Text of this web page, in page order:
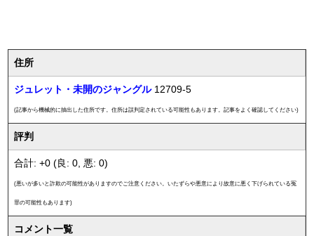
住所
ジュレット・未開のジャングル12709-5
(記事から機械的に抽出した住所です。住所は誤判定されている可能性もあります。記事をよく確認してください)
評判
合計: +0 (良: 0, 悪: 0)
(悪いが多いと詐欺の可能性がありますのでご注意ください。いたずらや悪意により故意に悪く下げられている冤
罪の可能性もあります)
コメント一覧